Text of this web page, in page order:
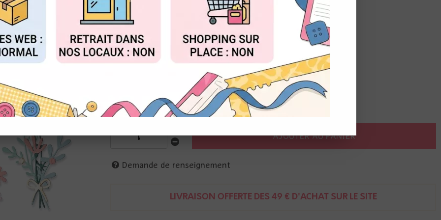
Réf. :664490
14 matrices de coupe te 5 tampons transparents associés
calendrier : 4.5 cm
chiffres, Thank you, feuillages
AJOUTER AU PANIER
Demande de renseignement
LIVRAISON OFFERTE DÈS 49 € D'ACHAT SUR LE SITE
ACCEPTER TOUT